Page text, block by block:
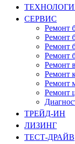
СЕРВИС
Ремонт
Ремонт
Ремонт
Ремонт
Ремонт
Ремонт
Ремонт
Ремонт
ТРЕЙД-ИН
ЛИЗИНГ
ТЕСТ-ДРАЙВ